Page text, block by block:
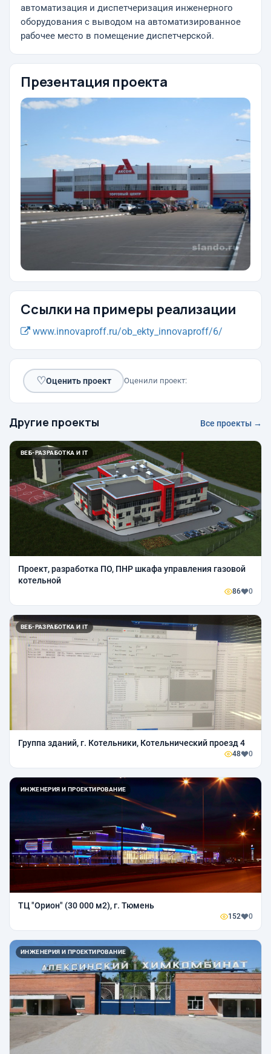
автоматизация и диспетчеризация инженерного
оборудования с выводом на автоматизированное
рабочее место в помещение диспетчерской.
Презентация проекта
Ссылки на примеры реализации
www.innovaproff.ru/ob_ekty_innovaproff/6/
♡Оценить проект Оценили проект:
Другие проекты Все проекты →
ВЕБ-РАЗРАБОТКА И IT
Проект, разработка ПО, ПНР шкафа управления газовой
котельной
86 0
ВЕБ-РАЗРАБОТКА И IT
Группа зданий, г. Котельники, Котельнический проезд 4
48 0
ИНЖЕНЕРИЯ И ПРОЕКТИРОВАНИЕ
ТЦ "Орион" (30 000 м2), г. Тюмень
152 0
ИНЖЕНЕРИЯ И ПРОЕКТИРОВАНИЕ